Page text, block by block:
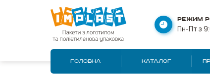
РЕЖИМ
Пн-Пт з
ГОЛОВНА КАТАЛОГ